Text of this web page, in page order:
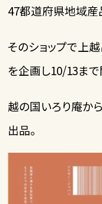
47都道府県地域産
そのショップで上
を企画し10/13まで
越の国いろり庵から
出品。